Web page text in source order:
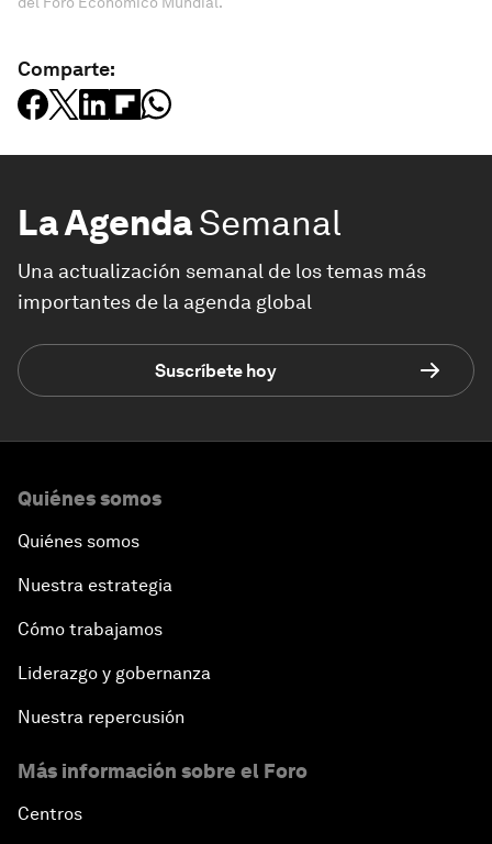
Comparte:
La AgendaSemanal
Una actualización semanal de los temas más
importantes de la agenda global
Suscríbete hoy
Quiénes somos
Quiénes somos
Nuestra estrategia
Cómo trabajamos
Liderazgo y gobernanza
Nuestra repercusión
Más información sobre el Foro
Centros